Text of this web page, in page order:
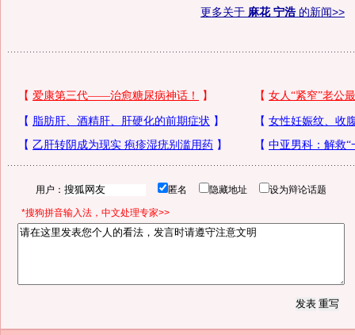
更多关于 麻花 宁浩的新闻>>
用户： 匿名 隐藏地址 设为辩论话题
*搜狗拼音输入法，中文处理专家>>